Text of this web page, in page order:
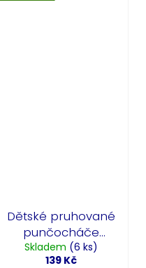
Dětské pruhované
punčocháče
černo-růžové
Skladem (6 ks)
139 Kč